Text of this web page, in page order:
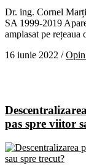
Dr. ing. Cornel
SA 1999-2019
amplasat pe
16 iunie 2022 /
pas spre viitor